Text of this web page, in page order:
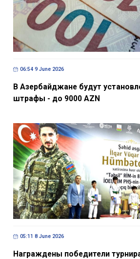
06:54 9 June 2026
В Азербайджане будут
штрафы - до 9000 AZN
05:11 8 June 2026
Награждены победители